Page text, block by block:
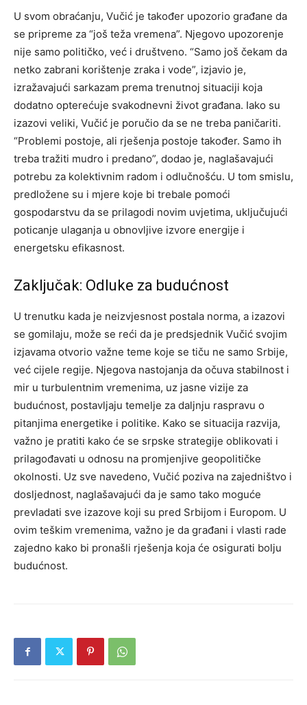
U svom obraćanju, Vučić je također upozorio građane da
se pripreme za “još teža vremena”. Njegovo upozorenje
nije samo političko, već i društveno. “Samo još čekam da
netko zabrani korištenje zraka i vode”, izjavio je,
izražavajući sarkazam prema trenutnoj situaciji koja
dodatno opterećuje svakodnevni život građana. Iako su
izazovi veliki, Vučić je poručio da se ne treba paničariti.
“Problemi postoje, ali rješenja postoje također. Samo ih
treba tražiti mudro i predano”, dodao je, naglašavajući
potrebu za kolektivnim radom i odlučnošću. U tom smislu,
predložene su i mjere koje bi trebale pomoći
gospodarstvu da se prilagodi novim uvjetima, uključujući
poticanje ulaganja u obnovljive izvore energije i
energetsku efikasnost.
Zaključak: Odluke za budućnost
U trenutku kada je neizvjesnost postala norma, a izazovi
se gomilaju, može se reći da je predsjednik Vučić svojim
izjavama otvorio važne teme koje se tiču ne samo Srbije,
već cijele regije. Njegova nastojanja da očuva stabilnost i
mir u turbulentnim vremenima, uz jasne vizije za
budućnost, postavljaju temelje za daljnju raspravu o
pitanjima energetike i politike. Kako se situacija razvija,
važno je pratiti kako će se srpske strategije oblikovati i
prilagođavati u odnosu na promjenjive geopolitičke
okolnosti. Uz sve navedeno, Vučić poziva na zajedništvo i
dosljednost, naglašavajući da je samo tako moguće
prevladati sve izazove koji su pred Srbijom i Europom. U
ovim teškim vremenima, važno je da građani i vlasti rade
zajedno kako bi pronašli rješenja koja će osigurati bolju
budućnost.